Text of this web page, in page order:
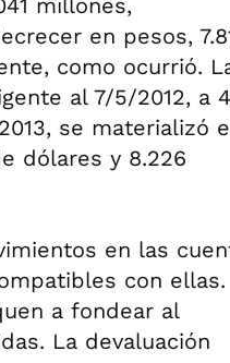
millones,
en pesos,
como ocurrió.
al 7/5/2012, a
se materializó
dólares y 8.226
en las
con ellas.
a fondear al
La devaluación